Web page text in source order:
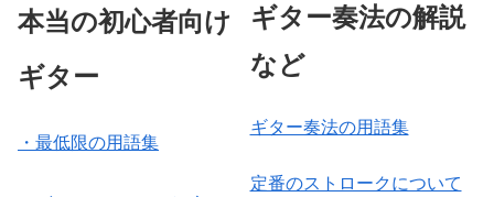
本当の初心者向け
ギター
・最低限の用語集
ギター奏法の解説
など
ギター奏法の用語集
定番のストロークについて